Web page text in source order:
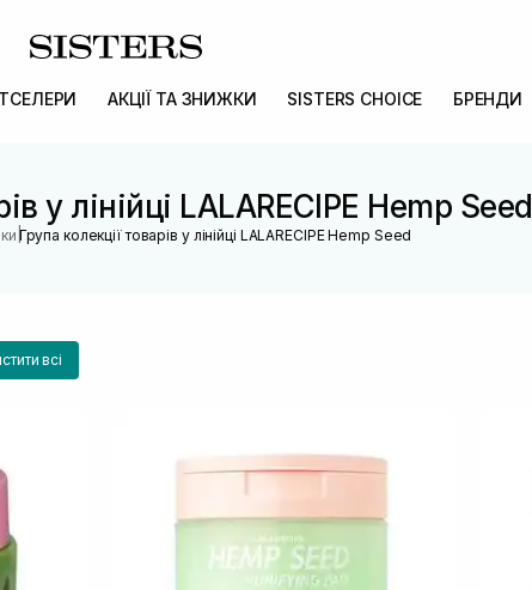
АКЦІЇ ТА ЗНИЖКИ SISTERS CHOICE БРЕНДИ
у лінійці LALARECIPE Hemp Seed
|Група колекції товарів у лінійці LALARECIPE Hemp Seed
всі